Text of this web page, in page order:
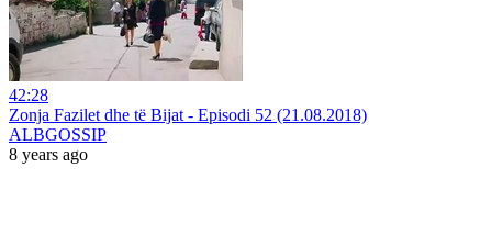
42:28
Zonja Fazilet dhe të Bijat - Episodi 52 (21.08.2018)
ALBGOSSIP
8 years ago